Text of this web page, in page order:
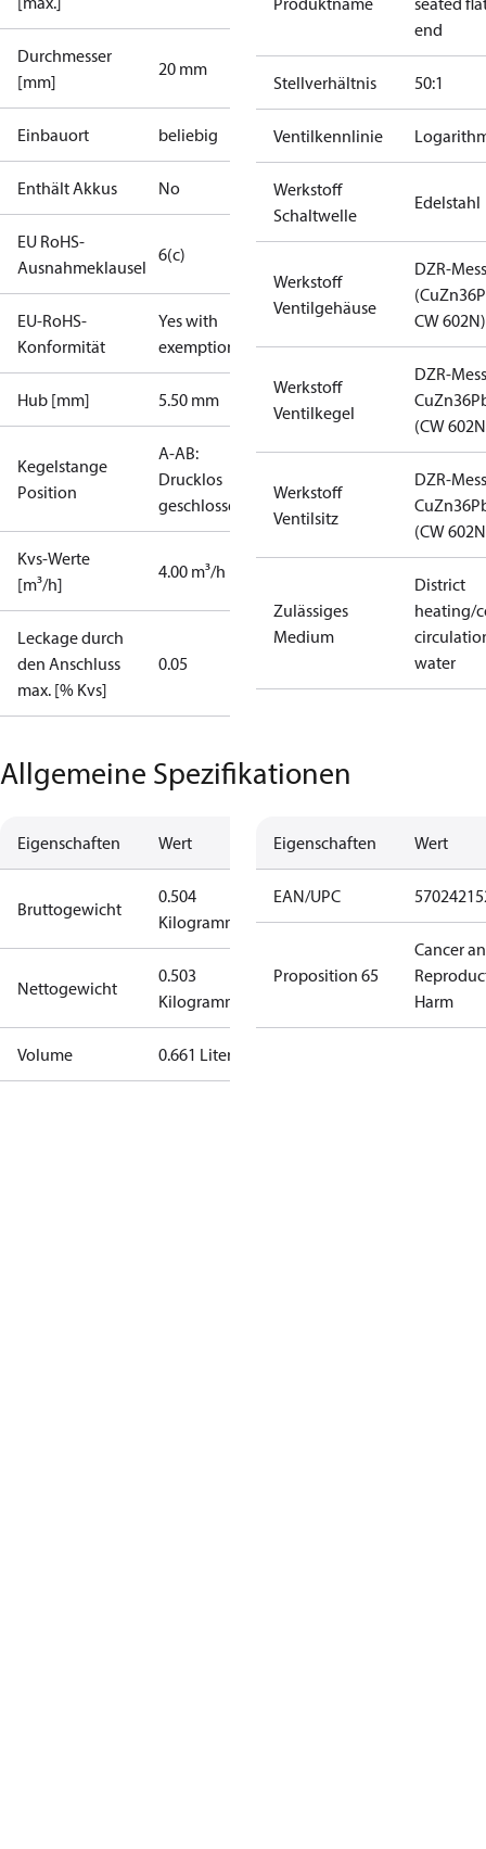
Durchmesser
[mm]
20 mm
Einbauort beliebig
Enthält Akkus No
EU RoHS-
Ausnahmeklausel
6(c)
EU-RoHS-
Konformität
Yes with
exemptions
Hub [mm] 5.50 mm
Kegelstange
Position
A-AB:
Drucklos
geschlossen
Kvs-Werte
[m³/h]
4.00 m³/h
Leckage durch
den Anschluss
max. [% Kvs]
0.05
end
Stellverhältnis 50:1
Ventilkennlinie
Werkstoff
Schaltwelle
Edelstahl
Werkstoff
Ventilgehäuse
DZR-
CW 602N)
Werkstoff
Ventilkegel
DZR-
(CW
Werkstoff
Ventilsitz
DZR-
(CW
Zulässiges
Medium
District
heating/
water
Allgemeine Spezifikationen
Eigenschaften Wert
Bruttogewicht
0.504
Kilogramm
Nettogewicht
0.503
Kilogramm
Volume 0.661 Liter
Eigenschaften Wert
EAN/UPC
Proposition 65
Cancer
Harm